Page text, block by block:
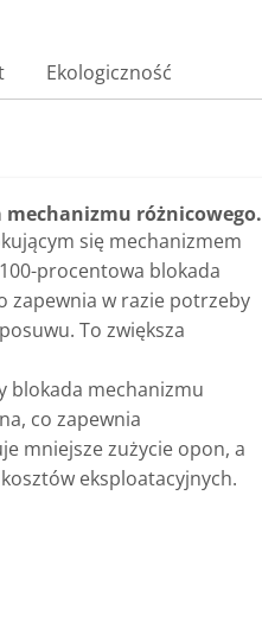
Ekologiczność
mechanizmu różnicowego.
się mechanizmem
procentowa blokada
zapewnia w razie potrzeby
To zwiększa
blokada mechanizmu
co zapewnia
mniejsze zużycie opon, a
eksploatacyjnych.